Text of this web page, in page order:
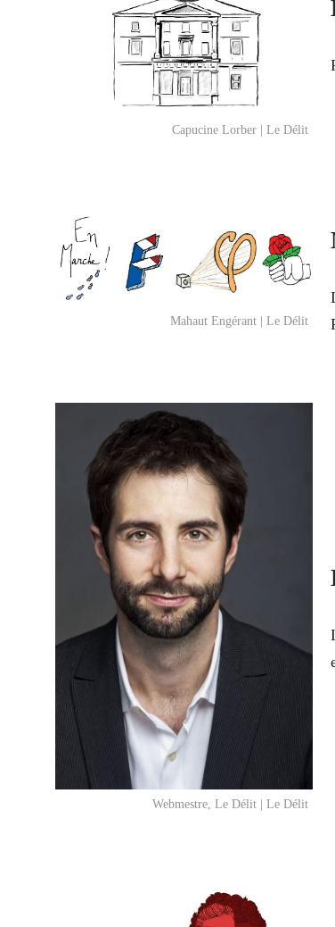
Capucine Lorber | Le Délit
Mahaut Engérant | Le Délit
Webmestre, Le Délit | Le Délit